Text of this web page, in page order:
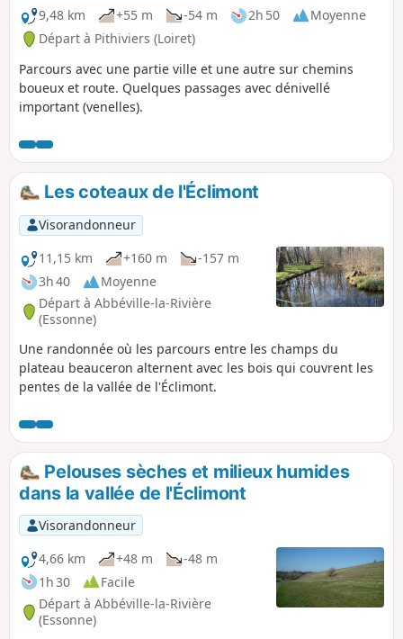
9,48 km
+55 m -54 m 2h 50
Moyenne
Départ à Pithiviers (Loiret)
Parcours avec une partie ville et une autre sur chemins
boueux et route. Quelques passages avec dénivellé
important (venelles).
Les coteaux de l'Éclimont
Visorandonneur
11,15 km
+160 m
-157 m
3h 40
Moyenne
Départ à Abbéville-la-Rivière
(Essonne)
Une randonnée où les parcours entre les champs du
plateau beauceron alternent avec les bois qui couvrent les
pentes de la vallée de l'Éclimont.
Pelouses sèches et milieux humides
dans la vallée de l'Éclimont
Visorandonneur
4,66 km
+48 m
-48 m
1h 30
Facile
Départ à Abbéville-la-Rivière
(Essonne)